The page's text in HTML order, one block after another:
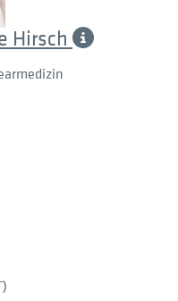
Hirsch